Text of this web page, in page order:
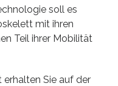
soll es
mit ihren
Teil ihrer Mobilität
Sie auf der